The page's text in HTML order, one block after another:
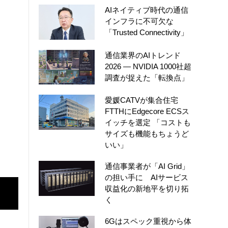
AIネイティブ時代の通信
インフラに不可欠な
「Trusted Connectivity」
通信業界のAIトレンド
2026 ― NVIDIA 1000社超
調査が捉えた「転換点」
愛媛CATVが集合住宅
FTTHにEdgecore ECSス
イッチを選定 「コストも
サイズも機能もちょうど
いい」
通信事業者が「AI Grid」
の担い手に AIサービス
収益化の新地平を切り拓
く
6Gはスペック重視から体